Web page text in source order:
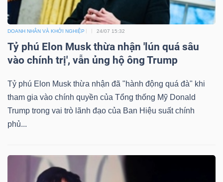
DOANH NHÂN VÀ KHỞI NGHIỆP 24/07 15:32
Tỷ phú Elon Musk thừa nhận 'lún quá sâu
vào chính trị', vẫn ủng hộ ông Trump
Tỷ phú Elon Musk thừa nhận đã "hành động quá đà" khi
tham gia vào chính quyền của Tổng thống Mỹ Donald
Trump trong vai trò lãnh đạo của Ban Hiệu suất chính
phủ...